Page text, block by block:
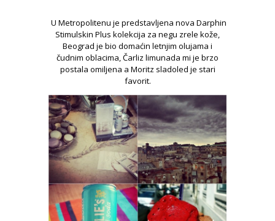
U Metropolitenu je predstavljena nova Darphin
Stimulskin Plus kolekcija za negu zrele kože,
Beograd je bio domaćin letnjim olujama i
čudnim oblacima, Čarliz limunada mi je brzo
postala omiljena a Moritz sladoled je stari
favorit.